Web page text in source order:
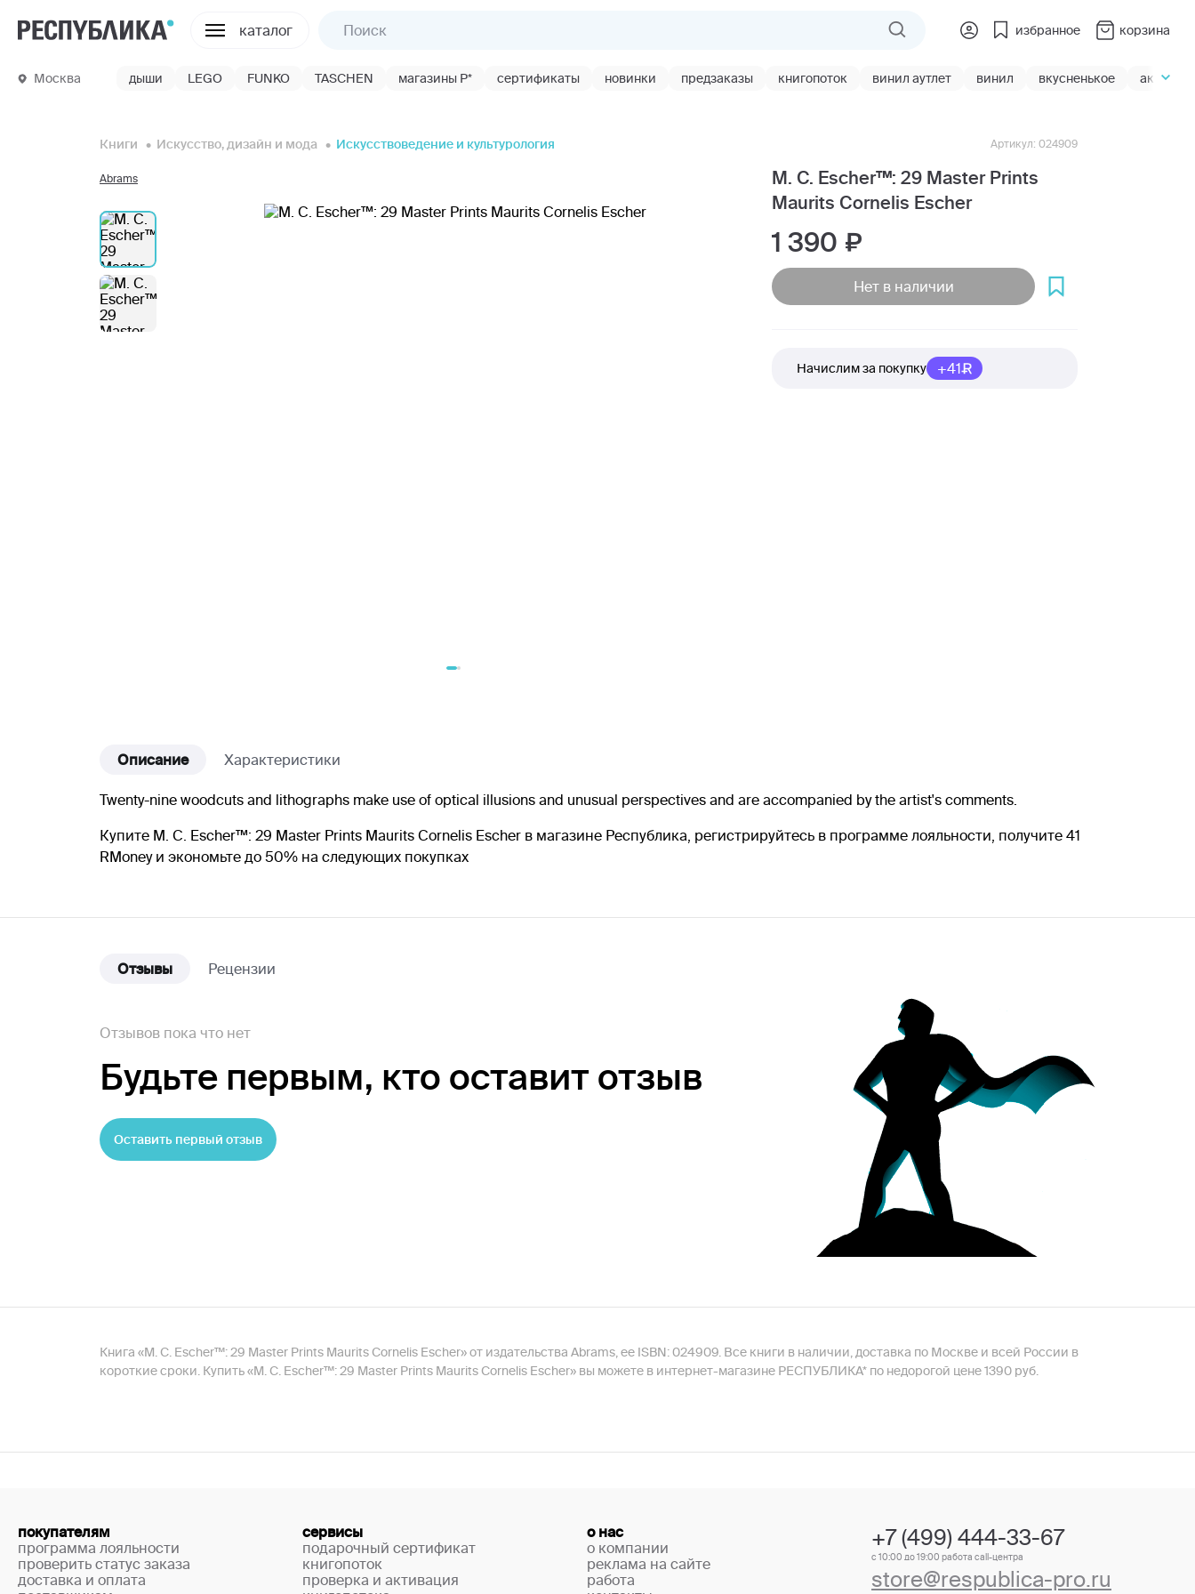
каталог избранное корзина
Москва дыши LEGO FUNKO TASCHEN магазины Р* сертификаты новинки предзаказы книгопоток винил аутлет винил вкусненькое акции
Книги Искусство, дизайн и мода Искусствоведение и культурология
Abrams
M. C. Escher™: 29 Master Prints
Maurits Cornelis Escher
Артикул: 024909
1 390
Нет в наличии
Начислим за покупку +41
Описание Характеристики
Twenty-nine woodcuts and lithographs make use of optical illusions and unusual perspectives and are accompanied by the artist's comments.
Купите M. C. Escher™: 29 Master Prints Maurits Cornelis Escher в магазине Республика, регистрируйтесь в программе лояльности, получите 41
RMoney и экономьте до 50% на следующих покупках
Отзывы Рецензии
Отзывов пока что нет
Будьте первым, кто оставит отзыв
Оставить первый отзыв
Книга «M. C. Escher™: 29 Master Prints Maurits Cornelis Escher» от издательства Abrams, ее ISBN: 024909. Все книги в наличии, доставка по Москве и всей России в
короткие сроки. Купить «M. C. Escher™: 29 Master Prints Maurits Cornelis Escher» вы можете в интернет-магазине РЕСПУБЛИКА* по недорогой цене 1390 руб.
покупателям
программа лояльности
проверить статус заказа
доставка и оплата
сервисы
подарочный сертификат
книгопоток
проверка и активация
о нас
о компании
реклама на сайте
работа
+7 (499) 444-33-67
с 10:00 до 19:00 работа call-центра
store@respublica-pro.ru